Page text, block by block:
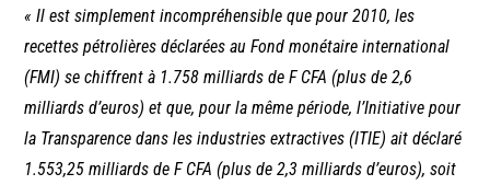
« Il est simplement incompréhensible que pour 2010, les
recettes pétrolières déclarées au Fond monétaire international
(FMI) se chiffrent à 1.758 milliards de F CFA (plus de 2,6
milliards d’euros) et que, pour la même période, l’Initiative pour
la Transparence dans les industries extractives (ITIE) ait déclaré
1.553,25 milliards de F CFA (plus de 2,3 milliards d’euros), soit